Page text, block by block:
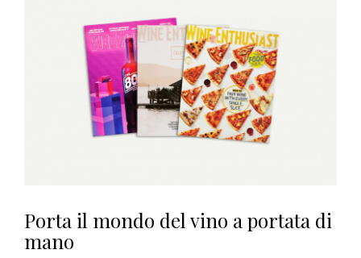
Porta il mondo del vino a portata di
mano